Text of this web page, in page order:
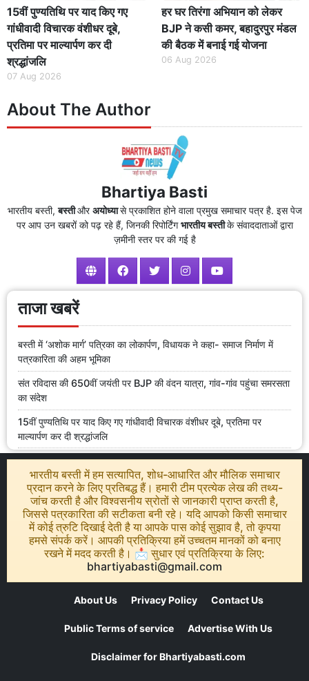
15वीं पुण्यतिथि पर याद किए गए
गांधीवादी विचारक वंशीधर दूबे,
प्रतिमा पर माल्यार्पण कर दी
श्रद्धांजलि
07 Aug 2026
हर घर तिरंगा अभियान को लेकर
BJP ने कसी कमर, बहादुरपुर मंडल
की बैठक में बनाई गई योजना
06 Aug 2026
About The Author
Bhartiya Basti
भारतीय बस्ती,बस्तीऔरअयोध्यासे प्रकाशित होने वाला प्रमुख समाचार पत्र है. इस पेज
पर आप उन खबरों को पढ़ रहे हैं, जिनकी रिपोर्टिंगभारतीय बस्तीके संवाददाताओं द्वारा
ज़मीनी स्तर पर की गई है
ताजा खबरें
बस्ती में ‘अशोक मार्ग’ पत्रिका का लोकार्पण, विधायक ने कहा- समाज निर्माण में
पत्रकारिता की अहम भूमिका
संत रविदास की 650वीं जयंती पर BJP की वंदन यात्रा, गांव-गांव पहुंचा समरसता
का संदेश
15वीं पुण्यतिथि पर याद किए गए गांधीवादी विचारक वंशीधर दूबे, प्रतिमा पर
माल्यार्पण कर दी श्रद्धांजलि
भारतीय बस्ती में हम सत्यापित, शोध-आधारित और मौलिक समाचार
प्रदान करने के लिए प्रतिबद्ध हैं। हमारी टीम प्रत्येक लेख की तथ्य-
जांच करती है और विश्वसनीय स्रोतों से जानकारी प्राप्त करती है,
जिससे पत्रकारिता की सटीकता बनी रहे। यदि आपको किसी समाचार
में कोई त्रुटि दिखाई देती है या आपके पास कोई सुझाव है, तो कृपया
हमसे संपर्क करें। आपकी प्रतिक्रिया हमें उच्चतम मानकों को बनाए
रखने में मदद करती है। 📩 सुधार एवं प्रतिक्रिया के लिए:
bhartiyabasti@gmail.com
About Us Privacy Policy Contact Us
Public Terms of service Advertise With Us
Disclaimer for Bhartiyabasti.com